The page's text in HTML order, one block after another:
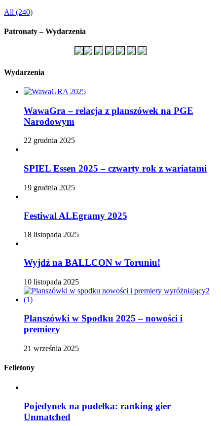
All (240)
Patronaty – Wydarzenia
Wydarzenia
WawaGra – relacja z planszówek na PGE
Narodowym
22 grudnia 2025
SPIEL Essen 2025 – czwarty rok z wariatami
19 grudnia 2025
Festiwal ALEgramy 2025
18 listopada 2025
Wyjdź na BALLCON w Toruniu!
10 listopada 2025
Planszówki w Spodku 2025 – nowości i
premiery
21 września 2025
Felietony
Pojedynek na pudełka: ranking gier
Unmatched